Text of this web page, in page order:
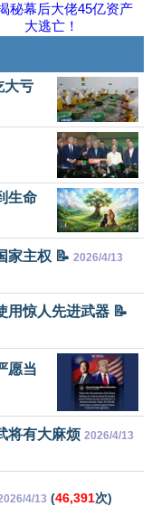
秘幕后大佬45亿资产
大逃亡！
大亏
生命
家主权 📝 2026/4/13
用惊人先进武器 📝
愿当
将有大麻烦 2026/4/13
4/13 (46,391次)